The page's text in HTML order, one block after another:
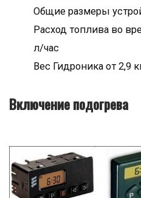
Общие размеры
Расход топлива во
л/час
Вес Гидроника от 2,9
Включение подогрева